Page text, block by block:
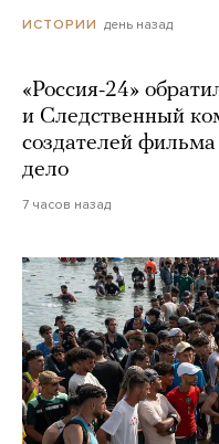
ИСТОРИИ день назад
«Россия-24»
и Следственный
создателей
дело
7 часов назад